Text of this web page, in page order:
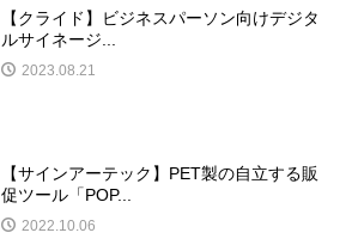
【クライド】ビジネスパーソン向けデジタ
ルサイネージ...
2023.08.21
【サインアーテック】PET製の自立する販
促ツール「POP...
2022.10.06